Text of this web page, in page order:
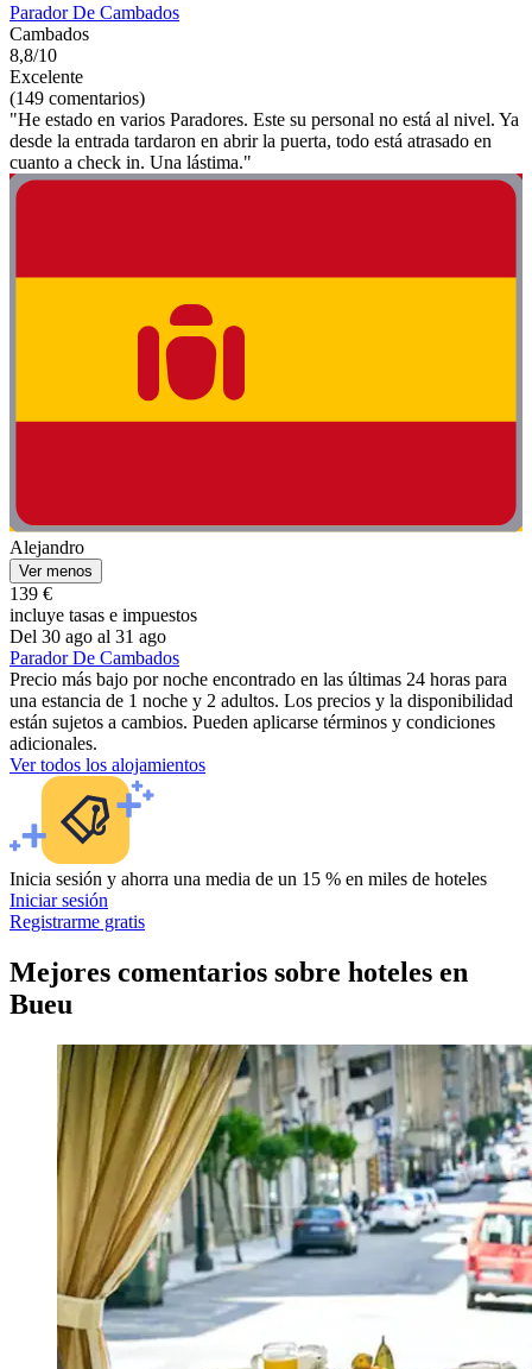
Parador De Cambados
Cambados
8,8/10
Excelente
(149 comentarios)
"He estado en varios Paradores. Este su personal no está al nivel. Ya
desde la entrada tardaron en abrir la puerta, todo está atrasado en
cuanto a check in. Una lástima."
Alejandro
Ver menos
139 €
incluye tasas e impuestos
Del 30 ago al 31 ago
Parador De Cambados
Precio más bajo por noche encontrado en las últimas 24 horas para
una estancia de 1 noche y 2 adultos. Los precios y la disponibilidad
están sujetos a cambios. Pueden aplicarse términos y condiciones
adicionales.
Ver todos los alojamientos
Inicia sesión y ahorra una media de un 15 % en miles de hoteles
Iniciar sesión
Registrarme gratis
Mejores comentarios sobre hoteles en
Bueu